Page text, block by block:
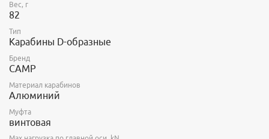
Вес, г
82
Тип
Карабины D-образные
Бренд
CAMP
Материал карабинов
Алюминий
Муфта
винтовая